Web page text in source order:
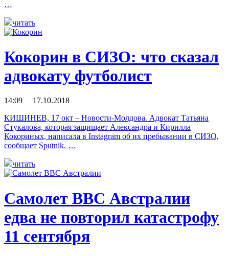
…
читать
Кокорин в СИЗО: что сказал
адвокату футболист
14:09 17.10.2018
КИШИНЕВ, 17 окт – Новости-Молдова. Адвокат Татьяна
Стукалова, которая защищает Александра и Кирилла
Кокориных, написала в Instagram об их пребывании в СИЗО,
сообщает Sputnik. …
читать
Самолет ВВС Австралии
едва не повторил катастрофу
11 сентября